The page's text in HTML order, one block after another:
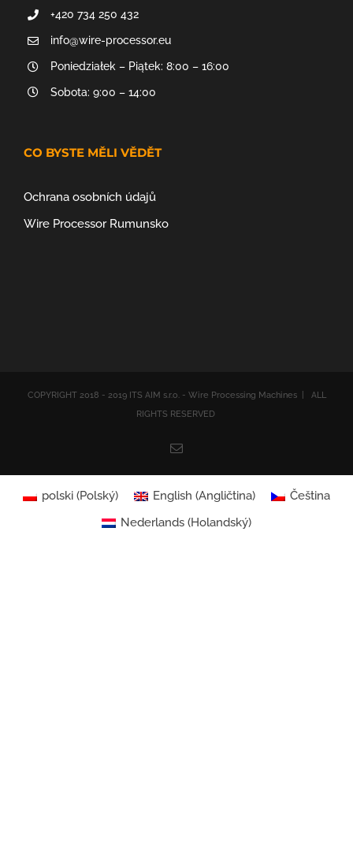
+420 734 250 432
info@wire-processor.eu
Poniedziałek – Piątek: 8:00 – 16:00
Sobota: 9:00 – 14:00
CO BYSTE MĚLI VĚDĚT
Ochrana osobních údajů
Wire Processor Rumunsko
COPYRIGHT 2018 - 2019 ITS AIM s.r.o. - Wire Processing Machines | ALL
RIGHTS RESERVED
Email
polski (Polský) English (Angličtina)
Čeština
Nederlands (Holandský)